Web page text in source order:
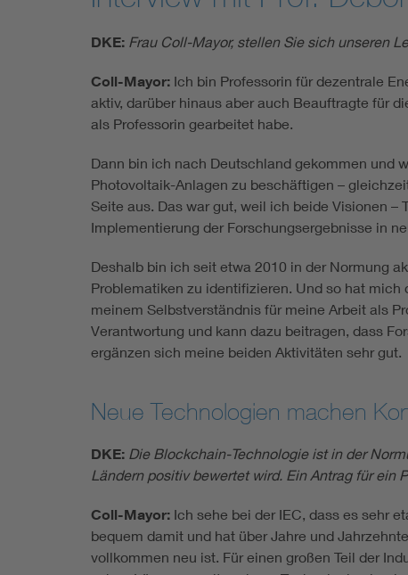
DKE: Frau Coll-Mayor, stellen Sie sich unseren
Coll-Mayor: Ich bin Professorin für dezentrale
aktiv, darüber hinaus aber auch Beauftragte für
als Professorin gearbeitet habe.
Dann bin ich nach Deutschland gekommen und
Photovoltaik-Anlagen zu beschäftigen –
Seite aus. Das war gut, weil ich beide Visionen
Implementierung der Forschungsergebnisse in
Deshalb bin ich seit etwa 2010 in der Normung
Problematiken zu identifizieren. Und so hat
meinem Selbstverständnis für meine Arbeit als
Verantwortung und kann dazu beitragen, dass
ergänzen sich meine beiden Aktivitäten sehr gut.
Neue Technologien machen
DKE: Die Blockchain-Technologie ist in der
Ländern positiv bewertet wird. Ein Antrag für ein
Coll-Mayor: Ich sehe bei der IEC, dass es sehr
bequem damit und hat über Jahre und
vollkommen neu ist. Für einen großen Teil der